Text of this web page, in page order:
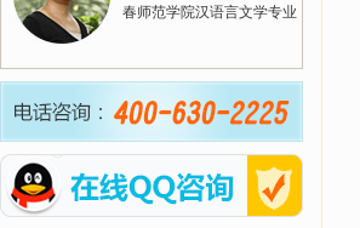
春师范学院汉语言文学专业